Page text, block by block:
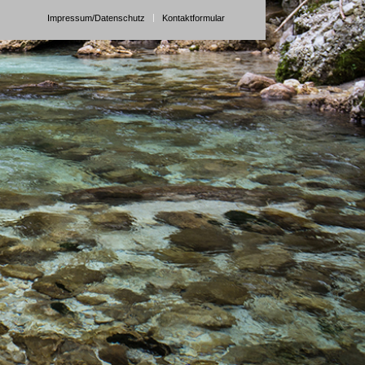
Impressum/Datenschutz Kontaktformular